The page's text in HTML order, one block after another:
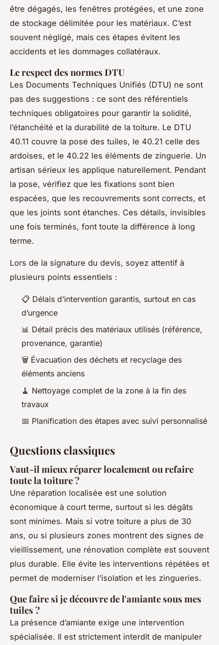
être dégagés, les fenêtres protégées, et une zone
de stockage délimitée pour les matériaux. C’est
souvent négligé, mais ces étapes évitent les
accidents et les dommages collatéraux.
Le respect des normes DTU
Les Documents Techniques Unifiés (DTU) ne sont
pas des suggestions : ce sont des référentiels
techniques obligatoires pour garantir la solidité,
l’étanchéité et la durabilité de la toiture. Le DTU
40.11 couvre la pose des tuiles, le 40.21 celle des
ardoises, et le 40.22 les éléments de zinguerie. Un
artisan sérieux les applique naturellement. Pendant
la pose, vérifiez que les fixations sont bien
espacées, que les recouvrements sont corrects, et
que les joints sont étanches. Ces détails, invisibles
une fois terminés, font toute la différence à long
terme.
Lors de la signature du devis, soyez attentif à
plusieurs points essentiels :
📋 Délais d’intervention garantis, surtout en cas
d’urgence
📊 Détail précis des matériaux utilisés (référence,
provenance, garantie)
🗑️ Évacuation des déchets et recyclage des
éléments anciens
🧹 Nettoyage complet de la zone à la fin des
travaux
📅 Planification des étapes avec suivi personnalisé
Questions classiques
Vaut-il mieux réparer localement ou refaire
toute la toiture ?
Une réparation localisée est une solution
économique à court terme, surtout si les dégâts
sont minimes. Mais si votre toiture a plus de 30
ans, ou si plusieurs zones montrent des signes de
vieillissement, une rénovation complète est souvent
plus durable. Elle évite les interventions répétées et
permet de moderniser l’isolation et les zingueries.
Que faire si je découvre de l'amiante sous mes
tuiles ?
La présence d’amiante exige une intervention
spécialisée. Il est strictement interdit de manipuler